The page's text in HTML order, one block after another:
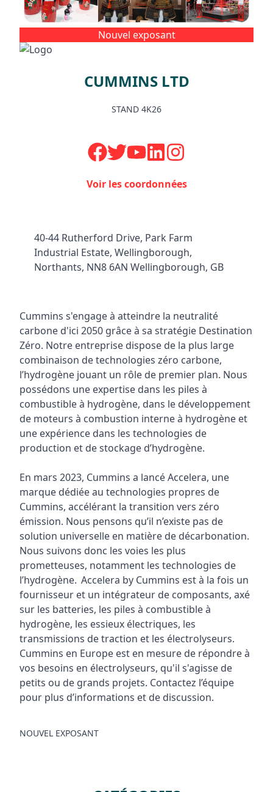
Facebook
Instagram
Nouvel exposant
CUMMINS LTD
STAND 4K26
Voir les coordonnées
40-44 Rutherford Drive, Park Farm
Industrial Estate, Wellingborough,
Northants, NN8 6AN Wellingborough, GB
Cummins s'engage à atteindre la neutralité
carbone d'ici 2050 grâce à sa stratégie Destination
Zéro. Notre entreprise dispose de la plus large
combinaison de technologies zéro carbone,
l’hydrogène jouant un rôle de premier plan. Nous
possédons une expertise dans les piles à
combustible à hydrogène, dans le développement
de moteurs à combustion interne à hydrogène et
une expérience dans les technologies de
production et de stockage d’hydrogène.
En mars 2023, Cummins a lancé Accelera, une
marque dédiée au technologies propres de
Cummins, accélérant la transition vers zéro
émission. Nous pensons qu’il n’existe pas de
solution universelle en matière de décarbonation.
Nous suivons donc les voies les plus
prometteuses, notamment les technologies de
l’hydrogène. Accelera by Cummins est à la fois un
fournisseur et un intégrateur de composants, axé
sur les batteries, les piles à combustible à
hydrogène, les essieux électriques, les
transmissions de traction et les électrolyseurs.
Cummins en Europe est en mesure de répondre à
vos besoins en électrolyseurs, qu'il s'agisse de
petits ou de grands projets. Contactez l’équipe
pour plus d’informations et de discussion.
NOUVEL EXPOSANT